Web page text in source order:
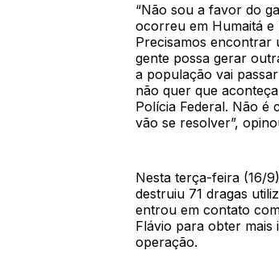
“Não sou a favor do
ocorreu em Humaitá e
Precisamos encontrar
gente possa gerar
a população vai
não quer que
Polícia Federal. Não é
vão se resolver”,
Nesta terça-feira (16/
destruiu 71 dragas
entrou em contato
Flávio para obter mais
operação.